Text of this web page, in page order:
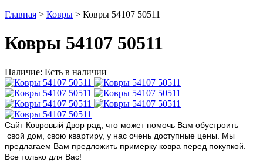
Главная > Ковры > Ковры 54107 50511
Ковры 54107 50511
Наличие: Есть в наличии
Сайт Ковровый Двор рад, что может помочь Вам обустроить
свой дом, свою квартиру, у нас очень доступные цены. Мы
предлагаем Вам предложить примерку ковра перед покупкой.
Все только для Вас!